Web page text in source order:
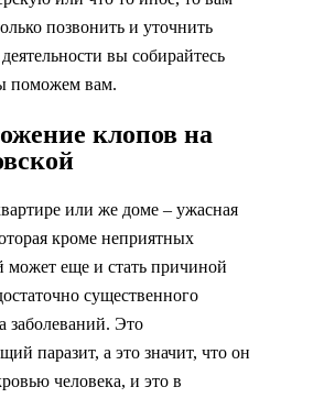
позвонить и уточнить
вы собирайтесь
поможем вам.
клопов на
или же доме – ужасная
кроме неприятных
еще и стать причиной
существенного
заболеваний. Это
паразит, а это значит, что он
человека, и это в